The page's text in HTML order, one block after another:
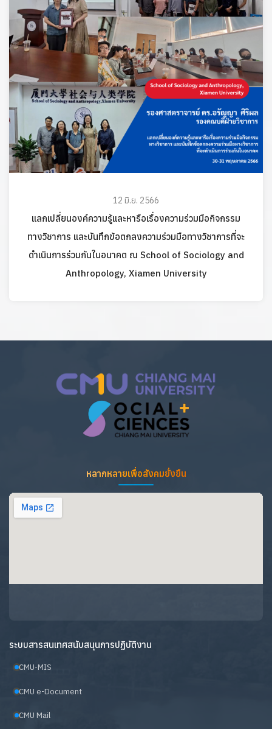
12 มิ.ย. 2566
แลกเปลี่ยนองค์ความรู้และหารือเรื่องความร่วมมือกิจกรรม
ทางวิชาการ และบันทึกข้อตกลงความร่วมมือทางวิชาการที่จะ
ดำเนินการร่วมกันในอนาคต ณ School of Sociology and
Anthropology, Xiamen University
หลากหลายเพื่อสังคมยั่งยืน
ระบบสารสนเทศสนับสนุนการปฏิบัติงาน
CMU-MIS
CMU e-Document
CMU Mail